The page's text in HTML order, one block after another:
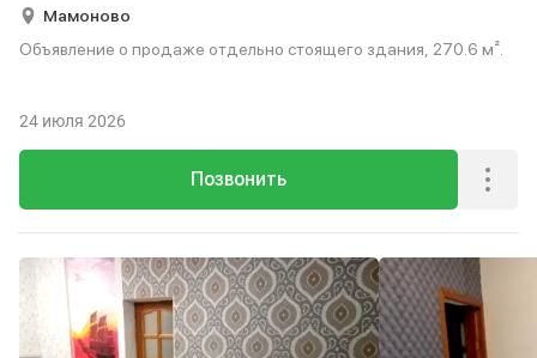
Мамоново
Объявление о продаже отдельно стоящего здания, 270.6 м².
Позвонить
24 июля 2026